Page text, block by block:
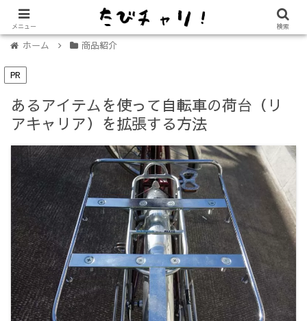
【免許不要に！】電動キックボード「LUUP（ループ）」の始め方
ホーム 商品紹介
PR
あるアイテムを使って自転車の荷台（リ
アキャリア）を拡張する方法
メニュー 検索